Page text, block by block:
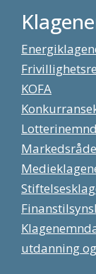
KOFA
utdanning